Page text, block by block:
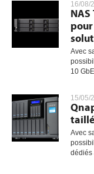
16/08/
NAS
Avec
10
15/05/
Avec
dédiés